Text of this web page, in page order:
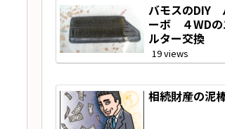
バモスのDIY
ーボ ４WDの
ルター交換
19 views
相続財産の泥